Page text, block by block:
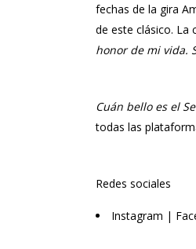
fechas de la gira
de este clásico. La
honor de mi vida.
Cuán bello es el
todas las
Redes sociales
Instagram |